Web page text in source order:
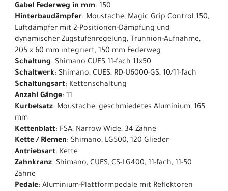
Gabel Federweg in mm: 150
Hinterbaudämpfer: Moustache, Magic Grip Control 150,
Luftdämpfer mit 2-Positionen-Dämpfung und
dynamischer Zugstufenregelung, Trunnion-Aufnahme,
205 x 60 mm integriert, 150 mm Federweg
Schaltung: Shimano CUES 11-fach 11x50
Schaltwerk: Shimano, CUES, RD-U6000-GS, 10/11-fach
Schaltungsart: Kettenschaltung
Anzahl Gänge: 11
Kurbelsatz: Moustache, geschmiedetes Aluminium, 165
mm
Kettenblatt: FSA, Narrow Wide, 34 Zähne
Kette / Riemen: Shimano, LG500, 120 Glieder
Antriebsart: Kette
Zahnkranz: Shimano, CUES, CS-LG400, 11-fach, 11-50
Zähne
Pedale: Aluminium-Plattformpedale mit Reflektoren